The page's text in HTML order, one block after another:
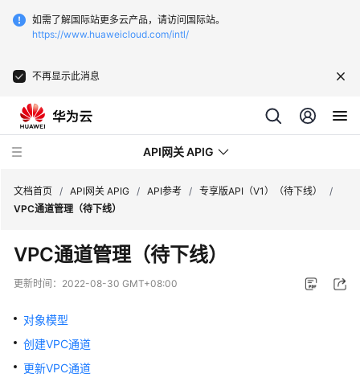
如需了解国际站更多云产品，请访问国际站。
https://www.huaweicloud.com/intl/
不再显示此消息
API网关 APIG
新
动
务
公
文档首页 / API网关 APIG / API参考 / 专享版API（V1）（待下线）
/
VPC通道管理（待下线）
VPC通道管理（待下线）
更新时间： 2022-08-30 GMT+08:00
对象模型
创建VPC通道
更新VPC通道